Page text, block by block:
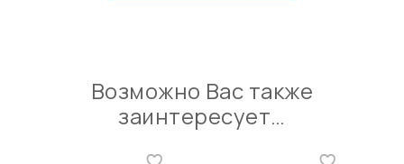
Возможно Вас также
заинтересует…